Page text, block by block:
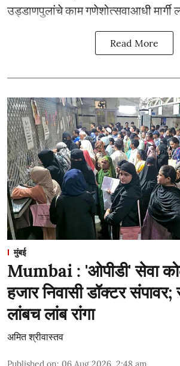
उड्डाणपुलांचे काम गणेशोत्सवाआधी मार्गी
Read More
मुंबई
Mumbai : 'ओपीडी' सेवा
हजार निवासी डॉक्टर संपावर;
लांबच लांब रांगा
अमित श्रीवास्तव